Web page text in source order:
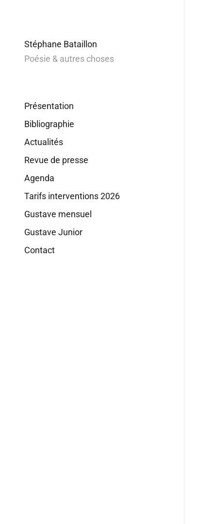
Stéphane Bataillon
Poésie & autres choses
Présentation
Bibliographie
Actualités
Revue de presse
Agenda
Tarifs interventions 2026
Gustave mensuel
Gustave Junior
Contact